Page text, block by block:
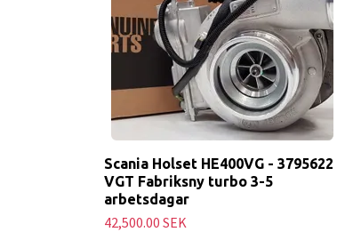
Scania Holset HE400VG - 3795622
VGT Fabriksny turbo 3-5
arbetsdagar
42,500.00 SEK